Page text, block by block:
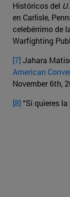
Históricos del
en Carlisle,
celebérrimo de
Warfighting
[7] Jahara
American
November 6th,
[8] “Si quieres